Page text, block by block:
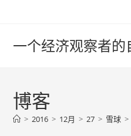
一个经济观察者的
博客
> 2016 > 12月 > 27 > 雪球 >